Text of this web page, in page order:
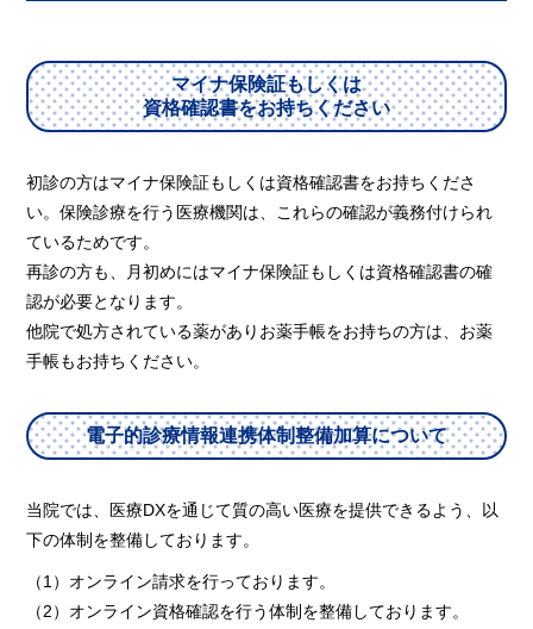
マイナ保険証もしくは
資格確認書をお持ちください
初診の方はマイナ保険証もしくは資格確認書をお持ちくださ
い。保険診療を行う医療機関は、これらの確認が義務付けられ
ているためです。
再診の方も、月初めにはマイナ保険証もしくは資格確認書の確
認が必要となります。
他院で処方されている薬がありお薬手帳をお持ちの方は、お薬
手帳もお持ちください。
電子的診療情報連携体制整備加算について
当院では、医療DXを通じて質の高い医療を提供できるよう、以
下の体制を整備しております。
（1）オンライン請求を行っております。
（2）オンライン資格確認を行う体制を整備しております。